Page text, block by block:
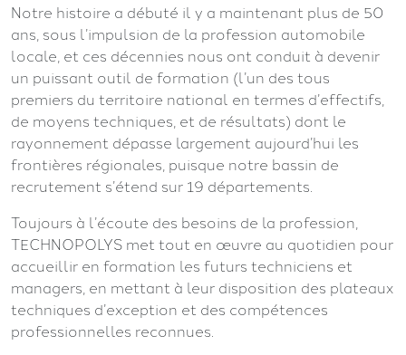
Notre histoire a débuté il y a maintenant plus de 50
ans, sous l’impulsion de la profession automobile
locale, et ces décennies nous ont conduit à devenir
un puissant outil de formation (l’un des tous
premiers du territoire national en termes d’effectifs,
de moyens techniques, et de résultats) dont le
rayonnement dépasse largement aujourd’hui les
frontières régionales, puisque notre bassin de
recrutement s’étend sur 19 départements.
Toujours à l’écoute des besoins de la profession,
TECHNOPOLYS met tout en œuvre au quotidien pour
accueillir en formation les futurs techniciens et
managers, en mettant à leur disposition des plateaux
techniques d’exception et des compétences
professionnelles reconnues.